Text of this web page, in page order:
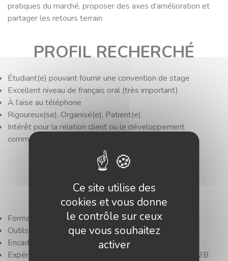
Ce site utilise des
cookies et vous donne
le contrôle sur ceux
que vous souhaitez
activer
pratiques du marché, proposer des axes d’amélioration et
partager les retours terrain
PROFIL RECHERCHÉ
Étudiant(e) pouvant fournir une convention de stage
Excellent niveau de français oral (très important)
À l’aise au téléphone
Rigoureux(se), Organisé(e), Patient(e)
Intérêt pour la relation client ou le développement
commercial B2B
CE QUE NOUS
FOURNISSONS
Formation et accompagnement
Outils de travail fournis
Encadrement régulier
Expérience concrète en développement commercial B2B